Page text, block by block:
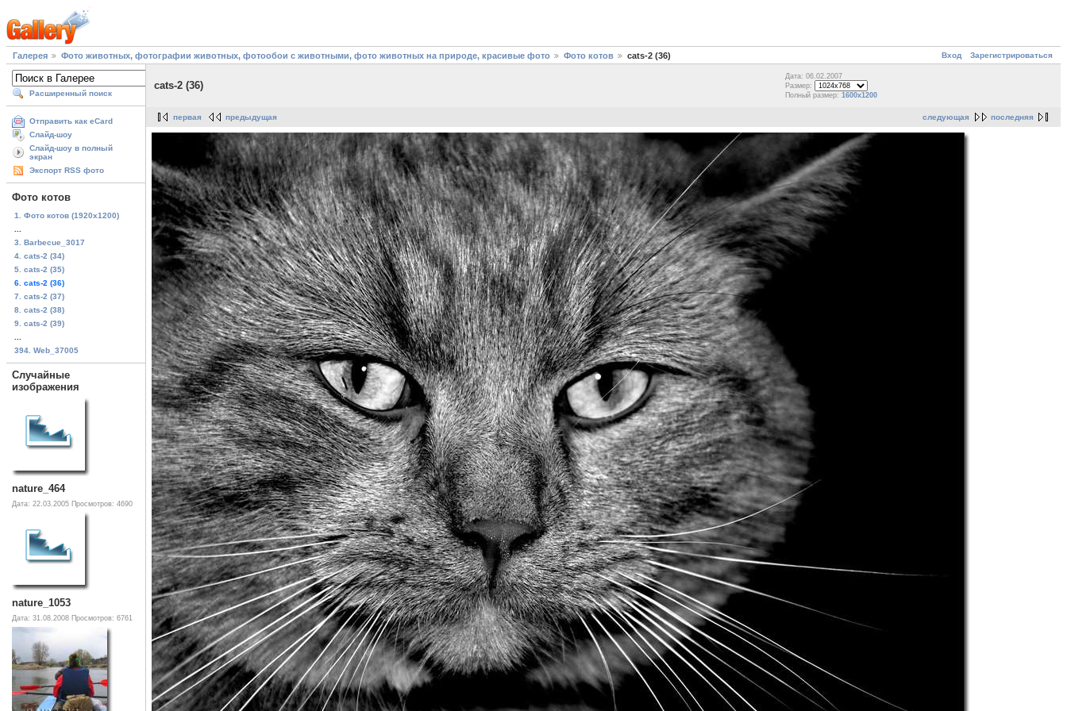
Вход Зарегистрироваться
Галерея Фото животных, фотографии животных, фотообои с животными, фото животных на природе, красивые фото Фото котов cats-2 (36)
Расширенный поиск
Отправить как eCard
Слайд-шоу
Слайд-шоу в полный
экран
Экспорт RSS фото
Фото котов
1. Фото котов (1920х1200)
3. Barbecue_3017
4. cats-2 (34)
5. cats-2 (35)
6. cats-2 (36)
7. cats-2 (37)
8. cats-2 (38)
9. cats-2 (39)
394. Web_37005
Случайные
изображения
nature_464
Дата: 22.03.2005 Просмотров: 4690
nature_1053
Дата: 31.08.2008 Просмотров: 6761
cats-2 (36)
Дата: 06.02.2007
Размер:
Полный размер: 1600x1200
следующая последняя
первая предыдущая